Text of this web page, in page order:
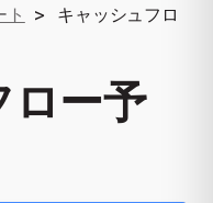
ト
>
キャッシュフロ
ロー予